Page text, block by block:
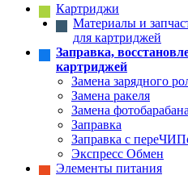
Картриджи
Материалы и
для картриджей
Заправка,
картриджей
Замена зарядного
Замена ракеля
Замена фотобарабана
Заправка
Заправка с
Экспресс Обмен
Элементы питания